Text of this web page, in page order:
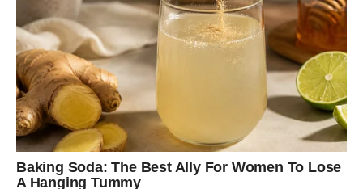
vraćaju kontrolu nad svojim životom. Poslednjih meseci
ste mnogo toga trpeli i ćutali, ali jun donosi trenutak kada
ćete jasno pokazati šta želite.
Sudbinski susret očekuje vas preko prijatelja, putovanja
ili društvenih mreža. Mnogi Bikovi će obnoviti kontakt sa
osobom koja im nikada nije izašla iz srca.
Emotivno, jun donosi veliku promenu. Oni koji su u vezi